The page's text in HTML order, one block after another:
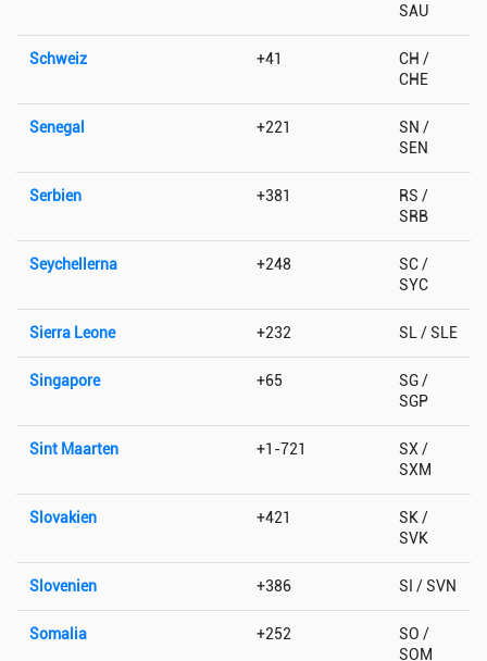
SAU
Schweiz +41
CH /
CHE
Senegal +221
SN /
SEN
Serbien +381
RS /
SRB
Seychellerna +248
SC /
SYC
Sierra Leone +232 SL / SLE
Singapore +65
SG /
SGP
Sint Maarten +1-721
SX /
SXM
Slovakien +421
SK /
SVK
Slovenien +386 SI / SVN
Somalia +252
SO /
SOM